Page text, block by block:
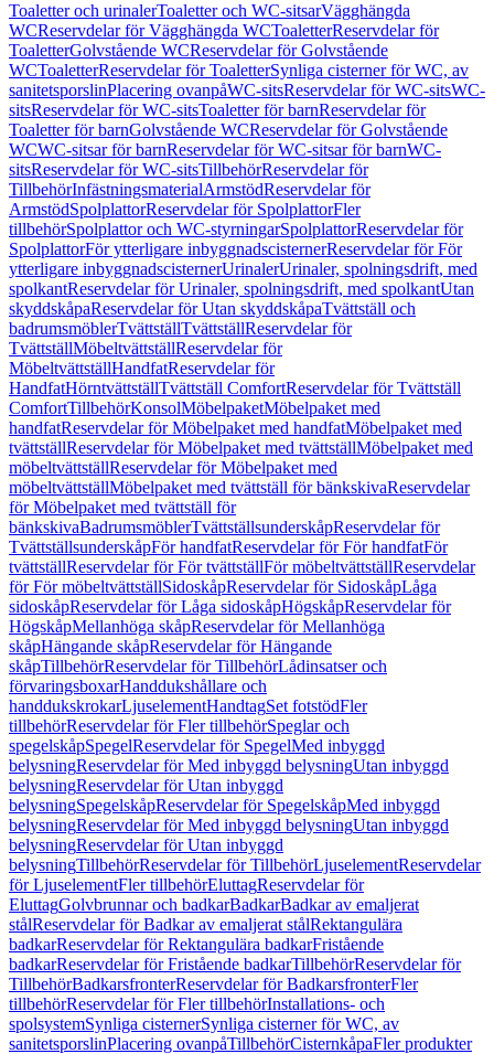
Toaletter och urinalerToaletter och WC-sitsarVägghängda
WCReservdelar för Vägghängda WCToaletterReservdelar för
ToaletterGolvstående WCReservdelar för Golvstående
WCToaletterReservdelar för ToaletterSynliga cisterner för WC, av
sanitetsporslinPlacering ovanpåWC-sitsReservdelar för WC-sitsWC-
sitsReservdelar för WC-sitsToaletter för barnReservdelar för
Toaletter för barnGolvstående WCReservdelar för Golvstående
WCWC-sitsar för barnReservdelar för WC-sitsar för barnWC-
sitsReservdelar för WC-sitsTillbehörReservdelar för
TillbehörInfästningsmaterialArmstödReservdelar för
ArmstödSpolplattorReservdelar för SpolplattorFler
tillbehörSpolplattor och WC-styrningarSpolplattorReservdelar för
SpolplattorFör ytterligare inbyggnadscisternerReservdelar för För
ytterligare inbyggnadscisternerUrinalerUrinaler, spolningsdrift, med
spolkantReservdelar för Urinaler, spolningsdrift, med spolkantUtan
skyddskåpaReservdelar för Utan skyddskåpaTvättställ och
badrumsmöblerTvättställTvättställReservdelar för
TvättställMöbeltvättställReservdelar för
MöbeltvättställHandfatReservdelar för
HandfatHörntvättställTvättställ ComfortReservdelar för Tvättställ
ComfortTillbehörKonsolMöbelpaketMöbelpaket med
handfatReservdelar för Möbelpaket med handfatMöbelpaket med
tvättställReservdelar för Möbelpaket med tvättställMöbelpaket med
möbeltvättställReservdelar för Möbelpaket med
möbeltvättställMöbelpaket med tvättställ för bänkskivaReservdelar
för Möbelpaket med tvättställ för
bänkskivaBadrumsmöblerTvättställsunderskåpReservdelar för
TvättställsunderskåpFör handfatReservdelar för För handfatFör
tvättställReservdelar för För tvättställFör möbeltvättställReservdelar
för För möbeltvättställSidoskåpReservdelar för SidoskåpLåga
sidoskåpReservdelar för Låga sidoskåpHögskåpReservdelar för
HögskåpMellanhöga skåpReservdelar för Mellanhöga
skåpHängande skåpReservdelar för Hängande
skåpTillbehörReservdelar för TillbehörLådinsatser och
förvaringsboxarHanddukshållare och
handdukskrokarLjuselementHandtagSet fotstödFler
tillbehörReservdelar för Fler tillbehörSpeglar och
spegelskåpSpegelReservdelar för SpegelMed inbyggd
belysningReservdelar för Med inbyggd belysningUtan inbyggd
belysningReservdelar för Utan inbyggd
belysningSpegelskåpReservdelar för SpegelskåpMed inbyggd
belysningReservdelar för Med inbyggd belysningUtan inbyggd
belysningReservdelar för Utan inbyggd
belysningTillbehörReservdelar för TillbehörLjuselementReservdelar
för LjuselementFler tillbehörEluttagReservdelar för
EluttagGolvbrunnar och badkarBadkarBadkar av emaljerat
stålReservdelar för Badkar av emaljerat stålRektangulära
badkarReservdelar för Rektangulära badkarFristående
badkarReservdelar för Fristående badkarTillbehörReservdelar för
TillbehörBadkarsfronterReservdelar för BadkarsfronterFler
tillbehörReservdelar för Fler tillbehörInstallations- och
spolsystemSynliga cisternerSynliga cisterner för WC, av
sanitetsporslinPlacering ovanpåTillbehörCisternkåpaFler produkter